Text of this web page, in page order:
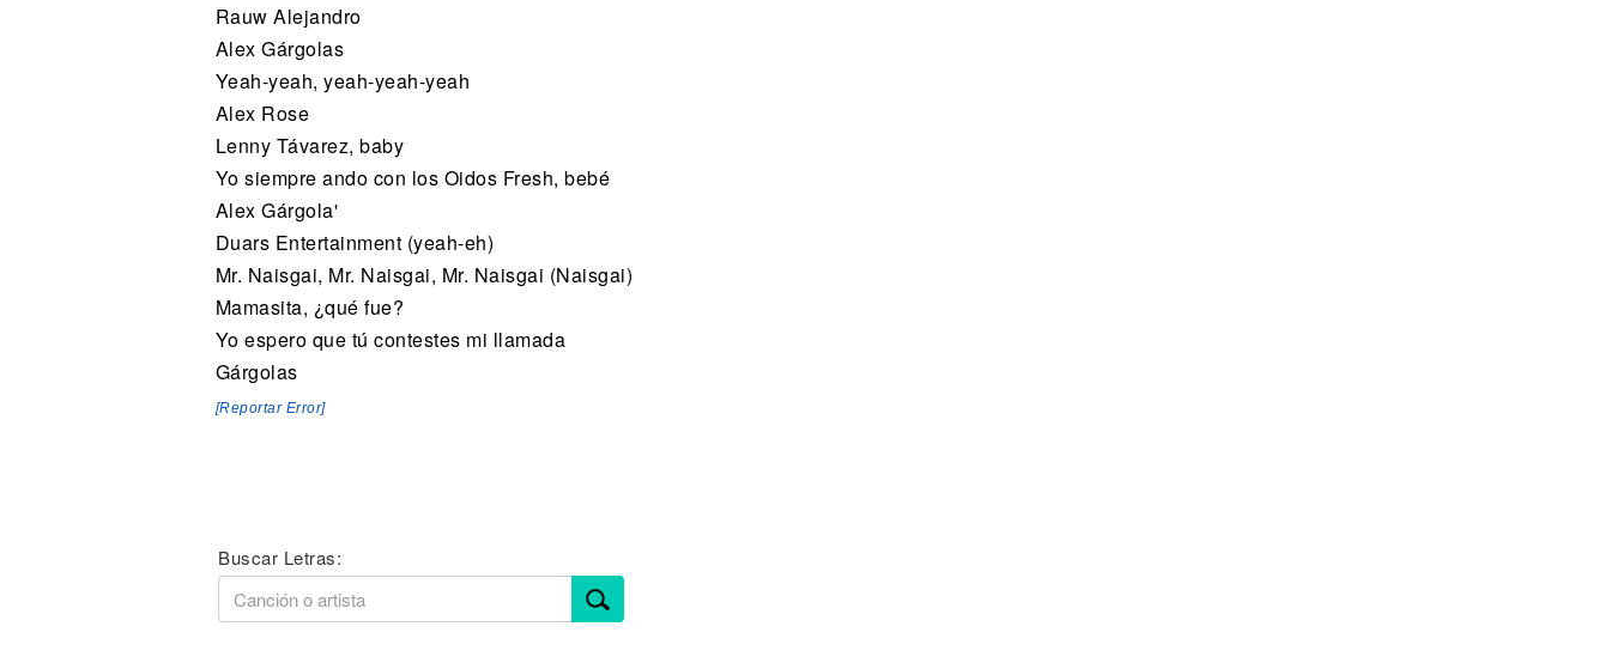
Rauw Alejandro
Alex Gárgolas
Yeah-yeah, yeah-yeah-yeah
Alex Rose
Lenny Távarez, baby
Yo siempre ando con los Oidos Fresh, bebé
Alex Gárgola'
Duars Entertainment (yeah-eh)
Mr. Naisgai, Mr. Naisgai, Mr. Naisgai (Naisgai)
Mamasita, ¿qué fue?
Yo espero que tú contestes mi llamada
Gárgolas
[Reportar Error]
Buscar Letras: